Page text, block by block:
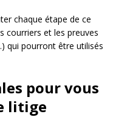
chaque étape de ce
courriers et les preuves
qui pourront être utilisés
pour vous
litige